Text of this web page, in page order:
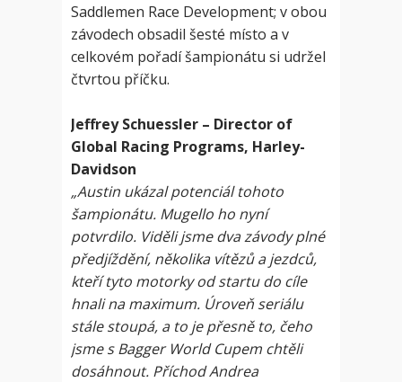
Saddlemen Race Development; v obou
závodech obsadil šesté místo a v
celkovém pořadí šampionátu si udržel
čtvrtou příčku.
Jeffrey Schuessler – Director of
Global Racing Programs, Harley-
Davidson
„Austin ukázal potenciál tohoto
šampionátu. Mugello ho nyní
potvrdilo. Viděli jsme dva závody plné
předjíždění, několika vítězů a jezdců,
kteří tyto motorky od startu do cíle
hnali na maximum. Úroveň seriálu
stále stoupá, a to je přesně to, čeho
jsme s Bagger World Cupem chtěli
dosáhnout. Příchod Andrea